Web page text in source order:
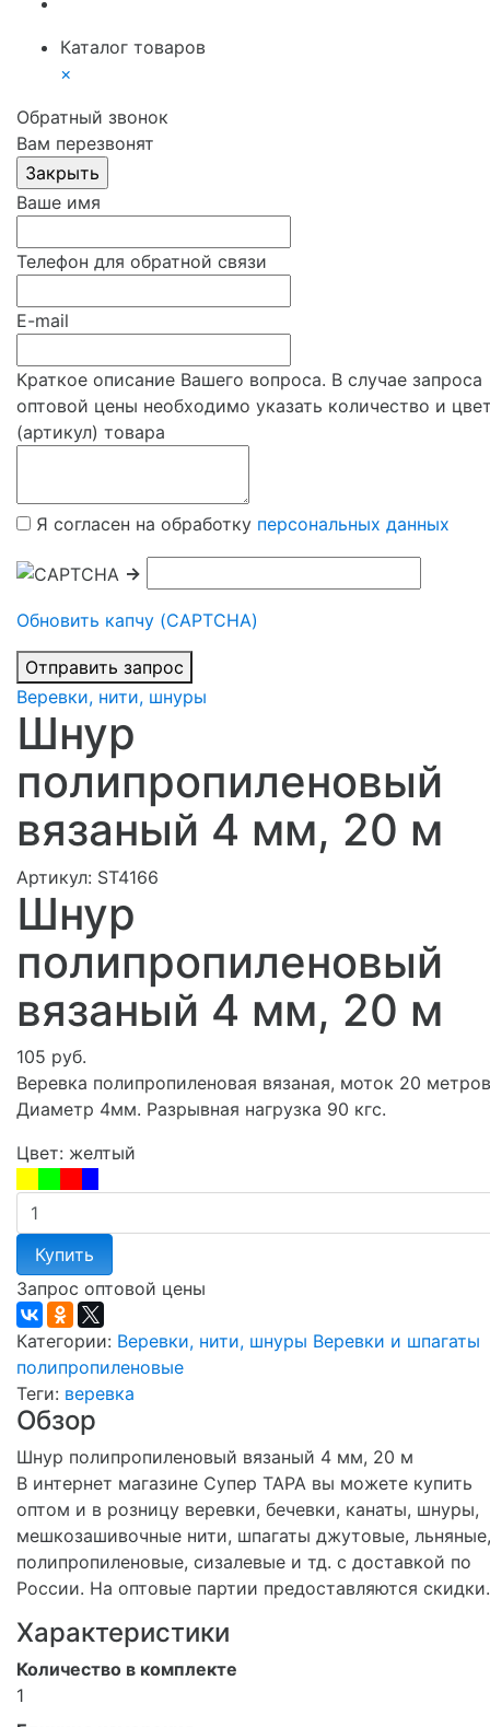
Каталог товаров
×
Обратный звонок
Вам перезвонят
Ваше имя
Телефон для обратной связи
E-mail
Краткое описание Вашего вопроса. В случае запроса
оптовой цены необходимо указать количество и
(артикул) товара
Я согласен на обработку персональных данных
→
Обновить капчу (CAPTCHA)
Веревки, нити, шнуры
Шнур
полипропиленовый
вязаный 4 мм, 20 м
Артикул: ST4166
Шнур
полипропиленовый
вязаный 4 мм, 20 м
105 руб.
Веревка полипропиленовая вязаная, моток 20
Диаметр 4мм. Разрывная нагрузка 90 кгс.
Цвет: желтый
Купить
Запрос оптовой цены
Категории: Веревки, нити, шнуры Веревки и шпагаты
полипропиленовые
Теги: веревка
Обзор
Шнур полипропиленовый вязаный 4 мм, 20 м
В интернет магазине Супер ТАРА вы можете купить
оптом и в розницу веревки, бечевки, канаты, шнуры,
мешкозашивочные нити, шпагаты джутовые, льняные,
полипропиленовые, сизалевые и тд. с доставкой по
России. На оптовые партии предоставляются скидки.
Характеристики
Количество в комплекте
1